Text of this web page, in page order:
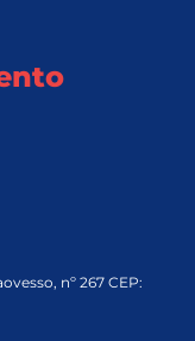
nº 267 CEP: